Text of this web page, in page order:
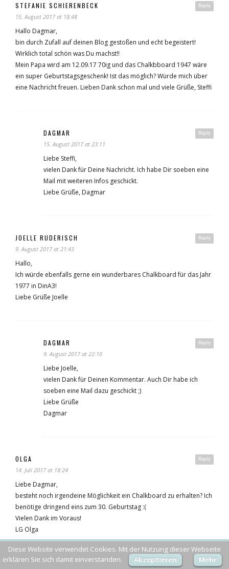
Reply
STEFANIE SCHIERENBECK
15. August 2017 at 18:48
Hallo Dagmar,
bin durch Zufall auf deinen Blog gestoßen und echt begeistert!
Wirklich total schön was Du machst!!
Mein Papa wird am 12.09.17 70ig und das Chalkbboard 1947 wäre
ein super Geburtstagsgeschenk! Ist das möglich? Würde mich über
eine Nachricht freuen. Lieben Dank schon mal und viele Grüße, Steffi
Reply
DAGMAR
15. August 2017 at 23:11
Liebe Steffi,
vielen Dank für Deine Nachricht. Ich habe Dir soeben eine
Mail mit weiteren Infos geschickt.
Liebe Grüße, Dagmar
Reply
JOELLE RUDERISCH
9. August 2017 at 21:43
Hallo,
Ich würde ebenfalls gerne ein wunderbares Chalkboard für das Jahr
1977 in DinA3!
Liebe Grüße Joelle
Reply
DAGMAR
9. August 2017 at 22:10
Liebe Joelle,
vielen Dank für Deinen Kommentar. Auch Dir habe ich
soeben eine Mail dazu geschickt ;)
Liebe Grüße
Dagmar
Reply
OLGA
14. Juli 2017 at 18:24
Liebe Dagmar,
besteht noch irgendeine Möglichkeit ein Chalkboard zu erhalten? Ich
benötige dringend eins zum 30. Geburtstag :(
Vielen Dank im Voraus!
LG Olga
Diese Website verwendet Cookies. Mit der Nutzung dieser Webseite
erklären Sie sich damit einverstanden.
Akzeptieren Mehr